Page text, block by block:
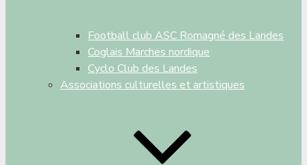
Football club ASC Romagné des Landes
Coglais Marches nordique
Cyclo Club des Landes
Associations culturelles et artistiques